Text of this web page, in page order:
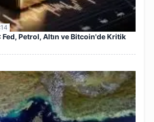
Petrol, Altın ve Bitcoin'de Kritik